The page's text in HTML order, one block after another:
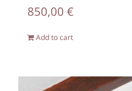
850,00 €
Add to cart